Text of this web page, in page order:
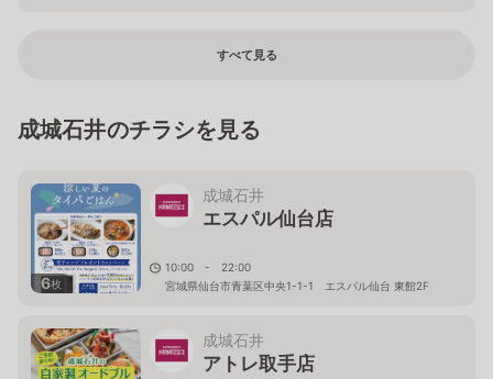
すべて見る
成城石井のチラシを見る
6枚
成城石井
エスパル仙台店
10:00 - 22:00
宮城県仙台市青葉区中央1-1-1 エスパル仙台 東館2F
成城石井
アトレ取手店